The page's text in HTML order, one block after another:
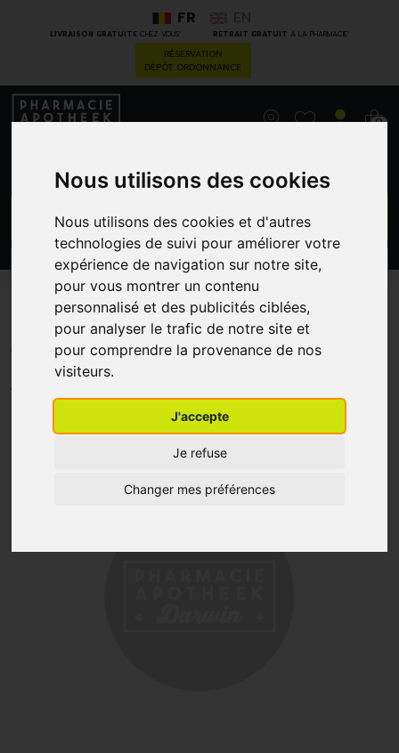
Nous utilisons des cookies
Nous utilisons des cookies et d'autres
technologies de suivi pour améliorer votre
expérience de navigation sur notre site,
pour vous montrer un contenu
personnalisé et des publicités ciblées,
pour analyser le trafic de notre site et
pour comprendre la provenance de nos
visiteurs.
J'accepte
Je refuse
Changer mes préférences
LIVRAISON GRATUITECHEZ VOUS* RETRAIT GRATUIT À LA PHARMACIE*
FR
RÉSERVATION
DÉPÔT ORDONNANCE
0
CATÉGORIES PROMOS
Fultium d3 junior gommes
120
EG NV/SA